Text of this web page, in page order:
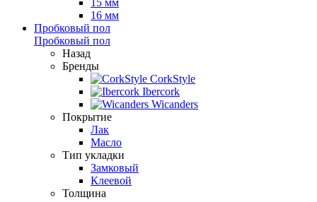
15 мм
16 мм
Пробковый пол
Пробковый пол
Назад
Бренды
CorkStyle
Ibercork
Wicanders
Покрытие
Лак
Масло
Тип укладки
Замковый
Клеевой
Толщина